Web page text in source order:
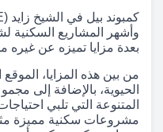
وأشهر المشاريع السكنية
بعدة مزايا تميزه عن غيره
من بين هذه المزايا،
الحيوية، بالإضافة إلى
المتنوعة التي تلبي
مشروعات سكنية مميزة